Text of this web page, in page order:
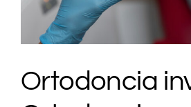
Ortodoncia